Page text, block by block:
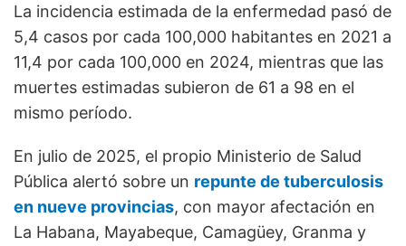
La incidencia estimada de la enfermedad pasó de
5,4 casos por cada 100,000 habitantes en 2021 a
11,4 por cada 100,000 en 2024, mientras que las
muertes estimadas subieron de 61 a 98 en el
mismo período.
En julio de 2025, el propio Ministerio de Salud
Pública alertó sobre un repunte de tuberculosis
en nueve provincias, con mayor afectación en
La Habana, Mayabeque, Camagüey, Granma y